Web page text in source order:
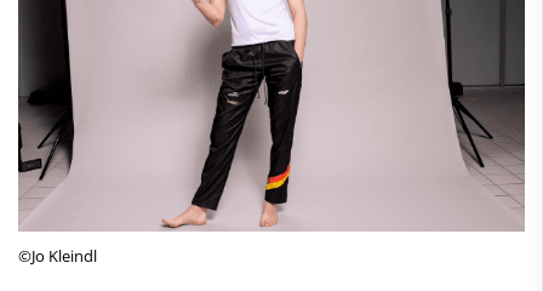
©Jo Kleindl
info@dsv.de